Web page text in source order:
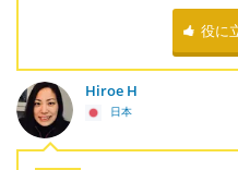
役に
Hiroe H
日本